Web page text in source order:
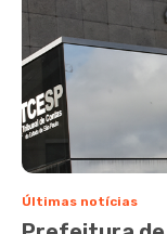
Últimas notícias